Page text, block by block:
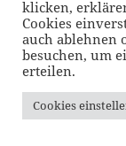
Manga Day 2024: Ein
Thema | Manga Day 2024
klicken,
Cookies
auch ablehnen
besuchen, um
erteilen.
Cookies